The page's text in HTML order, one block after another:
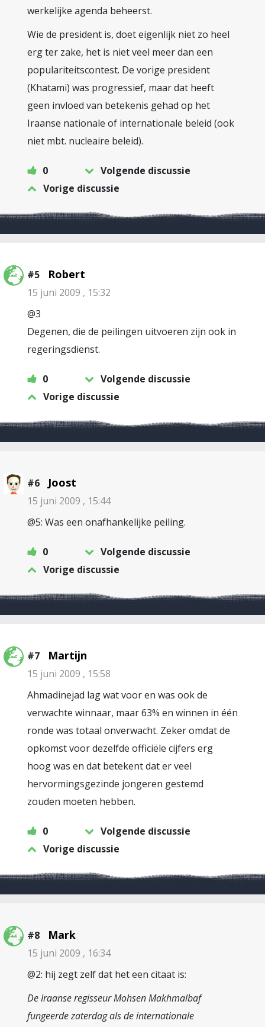
werkelijke agenda beheerst.
Wie de president is, doet eigenlijk niet zo heel
erg ter zake, het is niet veel meer dan een
populariteitscontest. De vorige president
(Khatami) was progressief, maar dat heeft
geen invloed van betekenis gehad op het
Iraanse nationale of internationale beleid (ook
niet mbt. nucleaire beleid).
0
Volgende discussie
Vorige discussie
#5 Robert
15 juni 2009 , 15:32
@3
Degenen, die de peilingen uitvoeren zijn ook in
regeringsdienst.
0
Volgende discussie
Vorige discussie
#6 Joost
15 juni 2009 , 15:44
@5: Was een onafhankelijke peiling.
0
Volgende discussie
Vorige discussie
#7 Martijn
15 juni 2009 , 15:58
Ahmadinejad lag wat voor en was ook de
verwachte winnaar, maar 63% en winnen in één
ronde was totaal onverwacht. Zeker omdat de
opkomst voor dezelfde officiële cijfers erg
hoog was en dat betekent dat er veel
hervormingsgezinde jongeren gestemd
zouden moeten hebben.
0
Volgende discussie
Vorige discussie
#8 Mark
15 juni 2009 , 16:34
@2: hij zegt zelf dat het een citaat is:
De Iraanse regisseur Mohsen Makhmalbaf
fungeerde zaterdag als de internationale